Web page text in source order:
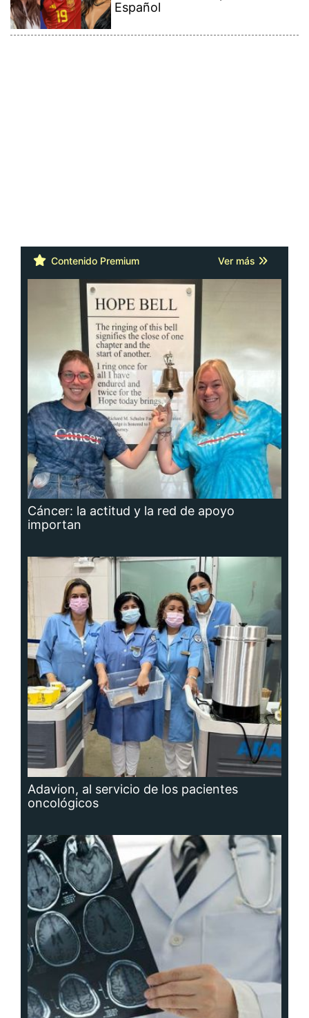
Español
Contenido Premium Ver más
Cáncer: la actitud y la red de apoyo
importan
Adavion, al servicio de los pacientes
oncológicos